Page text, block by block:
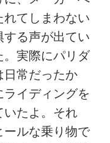
てしまわない
る声が出てい
。実際にパリダ
日常だったか
イディングを
いたよ。それ
ールな乗り物で